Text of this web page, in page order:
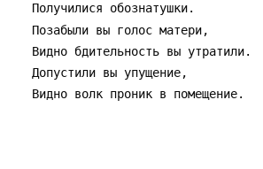
   Получилися обознатушки.
   Позабыли вы голос матери,
   Видно бдительность вы утратили.
   Допустили вы упущение,
   Видно волк проник в помещение.